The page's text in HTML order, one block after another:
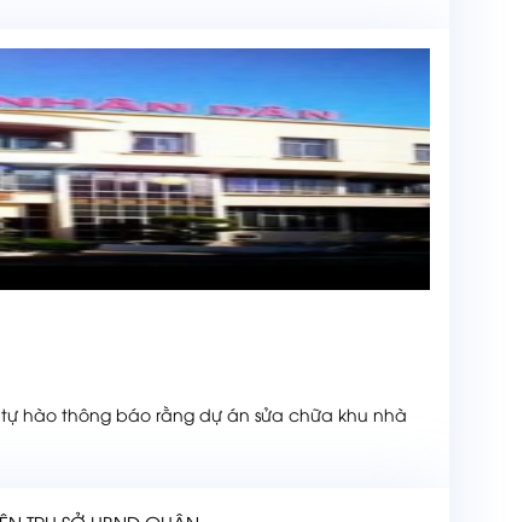
tự hào thông báo rằng dự án sửa chữa khu nhà